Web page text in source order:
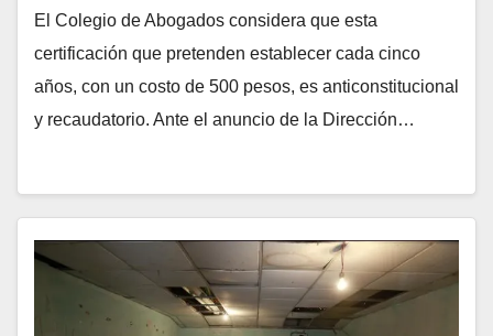
El Colegio de Abogados considera que esta
certificación que pretenden establecer cada cinco
años, con un costo de 500 pesos, es anticonstitucional
y recaudatorio. Ante el anuncio de la Dirección…